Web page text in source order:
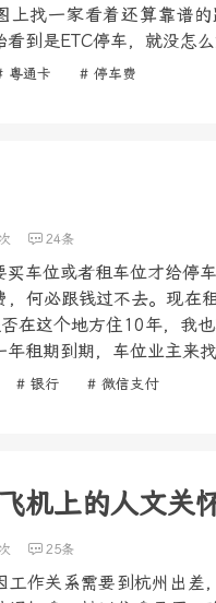
上找一家看着还算靠谱
看到是ETC停车，就没怎
粤通卡 # 停车费
24条
买车位或者租车位才给停
，何必跟钱过不去。现在
在这个地方住10年，我
年租期到期，车位业主来
# 银行 # 微信支付
机上的人文
25条
工作关系需要到杭州出差